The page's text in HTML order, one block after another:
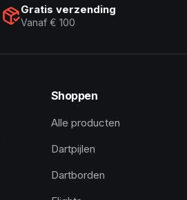
Gratis verzending
Vanaf € 100
Shoppen
Alle producten
Dartpijlen
Dartborden